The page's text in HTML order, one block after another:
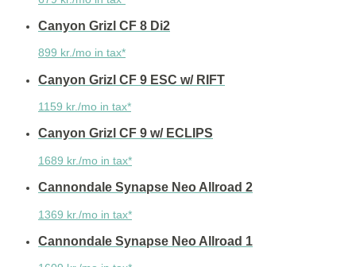
Canyon Grizl CF 8 Di2
899 kr./mo in tax*
Canyon Grizl CF 9 ESC w/ RIFT
1159 kr./mo in tax*
Canyon Grizl CF 9 w/ ECLIPS
1689 kr./mo in tax*
Cannondale Synapse Neo Allroad 2
1369 kr./mo in tax*
Cannondale Synapse Neo Allroad 1